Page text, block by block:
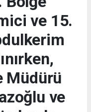
ve 15.
Müdürü
ve